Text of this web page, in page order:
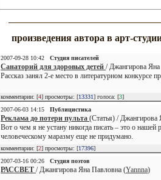
произведения автора в арт-
2007-09-28 10:42 Студия писателей
Санаторий для здоровых детей / Джангирова
Рассказ занял 2-е место в литературном конкурсе
комментарии: [4] просмотры: [13331] голоса: [3]
2007-06-03 14:15
Публицистика
Реклама до потери пульта (Статья) / Джангирова
Вот о чем я не устану никогда писать – это о
человеческому маразму еще не придумано.
комментарии: [2] просмотры: [17396]
2007-03-16 00:26
Студия поэтов
РАССВЕТ / Джангирова Яна Павловна (Yannna)